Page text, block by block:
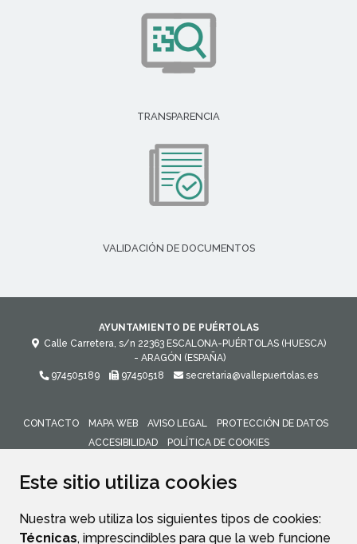
Este sitio utiliza cookies
Nuestra web utiliza los siguientes tipos de cookies:
Técnicas, imprescindibles para que la web funcione
TRANSPARENCIA
VALIDACIÓN DE DOCUMENTOS
AYUNTAMIENTO DE PUÉRTOLAS
Calle Carretera, s/n 22363 ESCALONA-PUÉRTOLAS (HUESCA)
- ARAGÓN (ESPAÑA)
974505189
97450518 secretaria@vallepuertolas.es
CONTACTO MAPA WEB AVISO LEGAL
PROTECCIÓN DE DATOS
ACCESIBILIDAD
POLÍTICA DE COOKIES